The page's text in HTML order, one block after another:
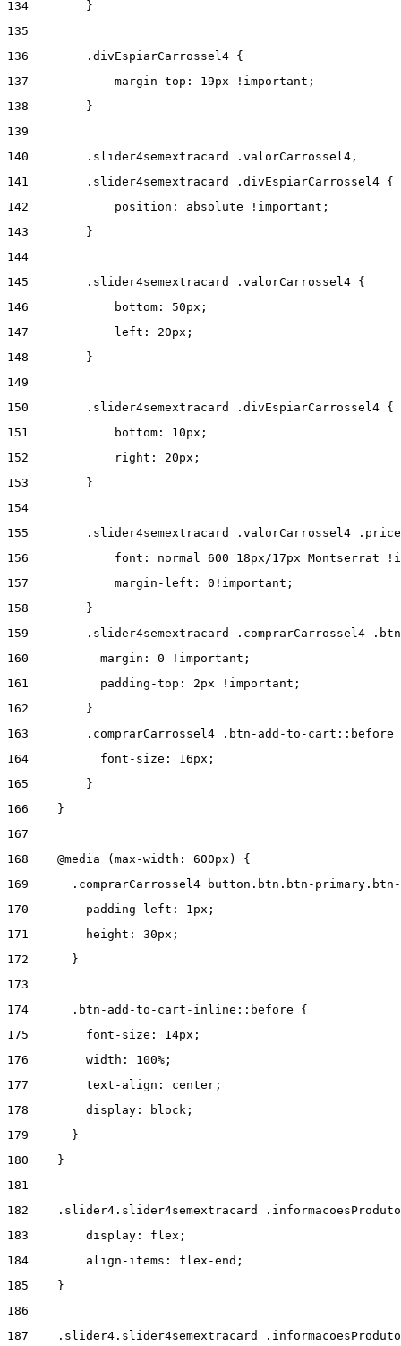
134
        }
135
136
        .divEspiarCarrossel4 {
137
            margin-top: 19px !important;
138
        }
139
140
        .slider4semextracard .valorCarrossel4,
141
        .slider4semextracard .divEspiarCarrossel4 {
142
            position: absolute !important;
143
        }
144
145
        .slider4semextracard .valorCarrossel4 {
146
            bottom: 50px;
147
            left: 20px;
148
        }
149
150
        .slider4semextracard .divEspiarCarrossel4 {
151
            bottom: 10px;
152
            right: 20px;
153
        }
154
155
.slider4semextracard .valorCarrossel4
156
font: normal 600 18px/17px Montserrat
157
            margin-left: 0!important;
158
        }
159
.slider4semextracard .comprarCarrossel4
160
          margin: 0 !important;
161
          padding-top: 2px !important;
162
        }
163
.comprarCarrossel4 .btn-add-to-
164
          font-size: 16px;
165
        }
166
    }
167
168
    @media (max-width: 600px) {
169
.comprarCarrossel4 button.btn.btn-
170
        padding-left: 1px;
171
        height: 30px;
172
      }
173
174
      .btn-add-to-cart-inline::before {
175
        font-size: 14px;
176
        width: 100%;
177
        text-align: center;
178
        display: block;
179
      }
180
    }
181
182
.slider4.slider4semextracard
183
        display: flex;
184
        align-items: flex-end;
185
    }
186
187
.slider4.slider4semextracard